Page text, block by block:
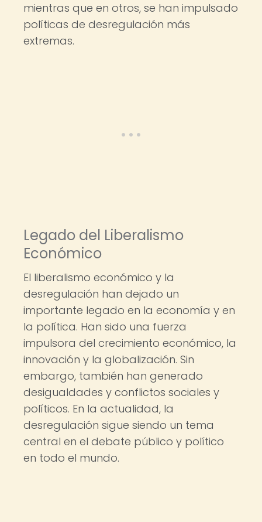
mientras que en otros, se han impulsado
políticas de desregulación más
extremas.
Legado del Liberalismo
Económico
El liberalismo económico y la
desregulación han dejado un
importante legado en la economía y en
la política. Han sido una fuerza
impulsora del crecimiento económico, la
innovación y la globalización. Sin
embargo, también han generado
desigualdades y conflictos sociales y
políticos. En la actualidad, la
desregulación sigue siendo un tema
central en el debate público y político
en todo el mundo.